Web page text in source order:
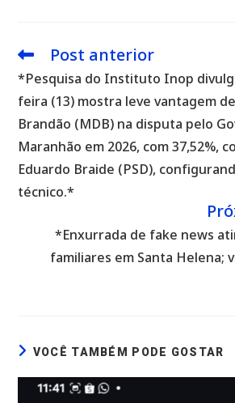
Leia
artigos
Post anterior
*Pesquisa do Instituto Inop
feira (13) mostra leve vantagem
Brandão (MDB) na disputa pelo
Maranhão em 2026, com 37,52%,
Eduardo Braide (PSD),
técnico.*
*Enxurrada de fake news
familiares em Santa Helena;
VOCÊ TAMBÉM PODE GOSTAR